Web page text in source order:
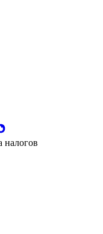
налогов